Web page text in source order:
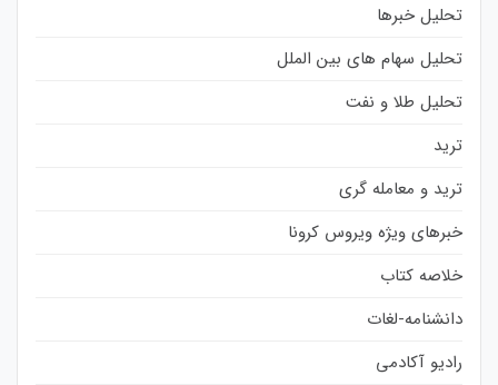
تحلیل خبرها
تحلیل سهام های بین الملل
تحلیل طلا و نفت
ترید
ترید و معامله گری
خبرهای ویژه ویروس کرونا
خلاصه کتاب
دانشنامه-لغات
رادیو آکادمی